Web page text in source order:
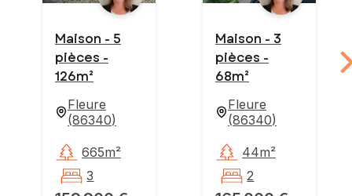
Maison - 5
pièces -
126m²
Fleure
(86340)
665m²
3
Maison - 3
pièces -
68m²
Fleure
(86340)
44m²
2